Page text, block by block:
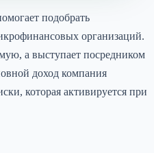
подобрать
организаций.
а выступает посредником
доход компания
которая активируется при